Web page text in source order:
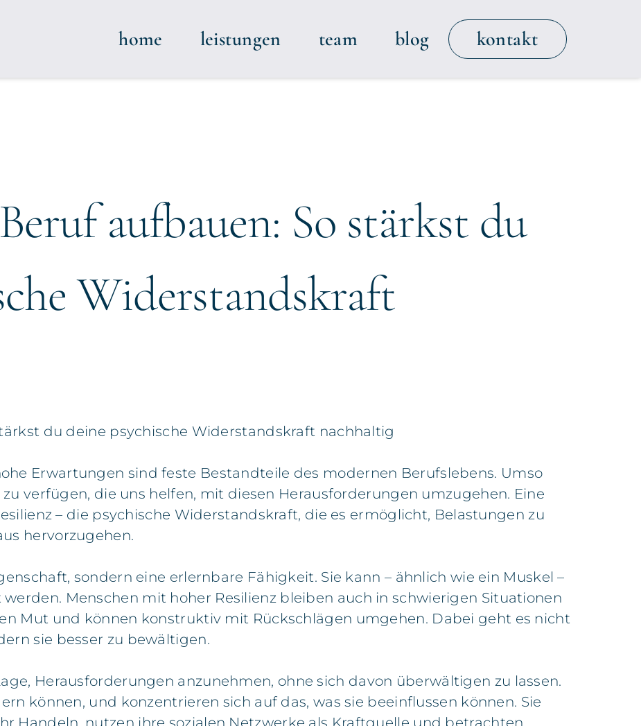
home leistungen team blog kontakt
aufbauen: So stärkst du
Widerstandskraft
du deine psychische Widerstandskraft nachhaltig
Erwartungen sind feste Bestandteile des modernen Berufslebens. Umso
verfügen, die uns helfen, mit diesen Herausforderungen umzugehen. Eine
– die psychische Widerstandskraft, die es ermöglicht, Belastungen zu
hervorzugehen.
sondern eine erlernbare Fähigkeit. Sie kann – ähnlich wie ein Muskel –
Menschen mit hoher Resilienz bleiben auch in schwierigen Situationen
Mut und können konstruktiv mit Rückschlägen umgehen. Dabei geht es nicht
sie besser zu bewältigen.
Herausforderungen anzunehmen, ohne sich davon überwältigen zu lassen.
können, und konzentrieren sich auf das, was sie beeinflussen können. Sie